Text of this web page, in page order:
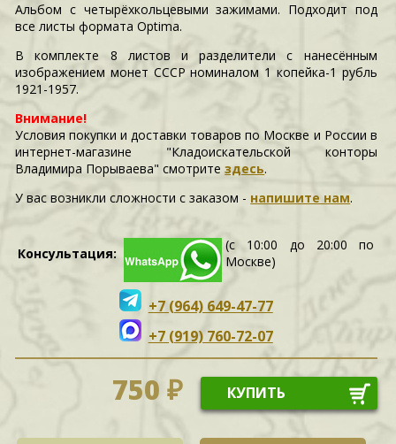
Альбом с четырёхкольцевыми зажимами. Подходит под
все листы формата Optima.
В комплекте 8 листов и разделители с нанесённым
изображением монет СССР номиналом 1 копейка-1 рубль
1921-1957.
Внимание!
Условия покупки и доставки товаров по Москве и России в
интернет-магазине "Кладоискательской конторы
Владимира Порываева" смотритездесь.
У вас возникли сложности c заказом - напишите нам.
Консультация:
(с 10:00 до 20:00 по
Москве)
+7 (964) 649-47-77
+7 (919) 760-72-07
750 ₽ КУПИТЬ